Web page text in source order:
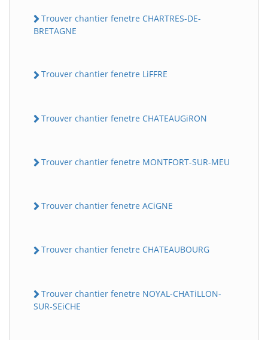
Trouver chantier fenetre CHARTRES-DE-
BRETAGNE
Trouver chantier fenetre LiFFRE
Trouver chantier fenetre CHATEAUGiRON
Trouver chantier fenetre MONTFORT-SUR-MEU
Trouver chantier fenetre ACiGNE
Trouver chantier fenetre CHATEAUBOURG
Trouver chantier fenetre NOYAL-CHATiLLON-
SUR-SEiCHE